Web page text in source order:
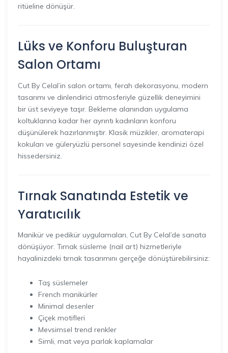
ritüeline dönüşür.
Lüks ve Konforu Buluşturan
Salon Ortamı
Cut By Celal’in salon ortamı, ferah dekorasyonu, modern
tasarımı ve dinlendirici atmosferiyle güzellik deneyimini
bir üst seviyeye taşır. Bekleme alanından uygulama
koltuklarına kadar her ayrıntı kadınların konforu
düşünülerek hazırlanmıştır. Klasik müzikler, aromaterapi
kokuları ve güleryüzlü personel sayesinde kendinizi özel
hissedersiniz.
Tırnak Sanatında Estetik ve
Yaratıcılık
Manikür ve pedikür uygulamaları, Cut By Celal’de sanata
dönüşüyor. Tırnak süsleme (nail art) hizmetleriyle
hayalinizdeki tırnak tasarımını gerçeğe dönüştürebilirsiniz:
Taş süslemeler
French manikürler
Minimal desenler
Çiçek motifleri
Mevsimsel trend renkler
Simli, mat veya parlak kaplamalar